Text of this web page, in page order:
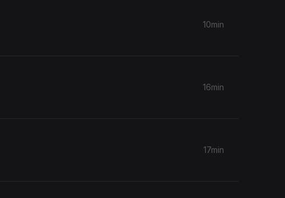
10min
16min
17min